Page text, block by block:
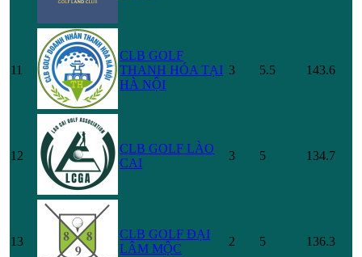
11
CLB GOLF
THANH HÓA TẠI
HÀ NỘI
3 5.5 143.6
12
CLB GOLF LÀO
CAI
3 5 134.7
13
CLB GOLF ĐẠI
LÂM MỘC
2 5 136.3